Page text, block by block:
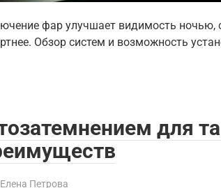
фар улучшает видимость
Обзор систем и возможность
для
Елена Петрова